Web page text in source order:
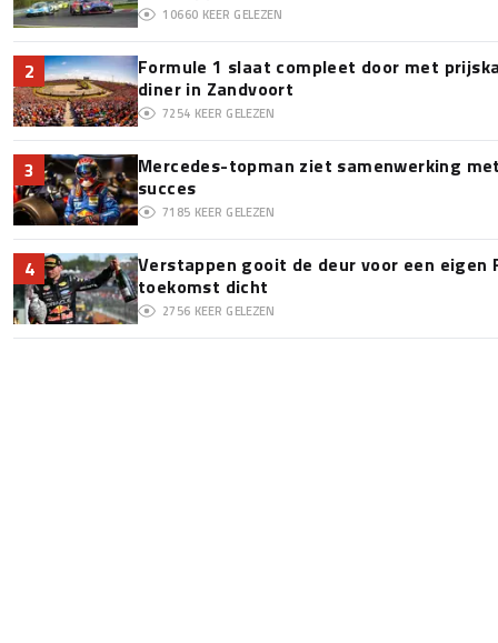
10660 KEER GELEZEN
2
Formule 1 slaat compleet door met
diner in Zandvoort
7254 KEER GELEZEN
3
Mercedes-topman ziet samenwerking
succes
7185 KEER GELEZEN
4
Verstappen gooit de deur voor een eigen
toekomst dicht
2756 KEER GELEZEN